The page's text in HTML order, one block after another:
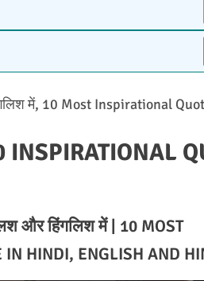
में, 10 Most Inspirational
INSPIRATIONAL
और हिंगलिश में | 10 MOST
IN HINDI, ENGLISH AND